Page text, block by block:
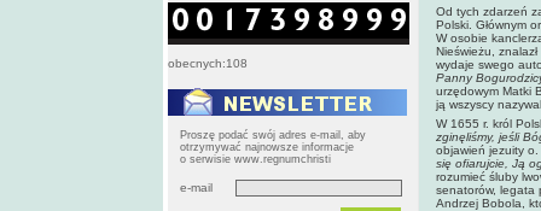
obecnych:108
Proszę podać swój adres e-mail, aby
otrzymywać najnowsze informacje
o serwisie www.regnumchristi
e-mail
Od tych zdarzeń
Polski. Głównym
W osobie
Nieświeżu,
wydaje swego
Panny
urzędowym Matki
ją wszyscy
W 1655 r. król
zginęliśmy, jeśli
objawień jezuity
się ofiarujcie, Ją
rozumieć śluby
senatorów, legata
Andrzej Bobola,